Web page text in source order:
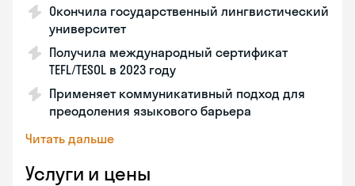
Окончила государственный лингвистический
университет
Получила международный сертификат
TEFL/TESOL в 2023 году
Применяет коммуникативный подход для
преодоления языкового барьера
Читать дальше
Услуги и цены